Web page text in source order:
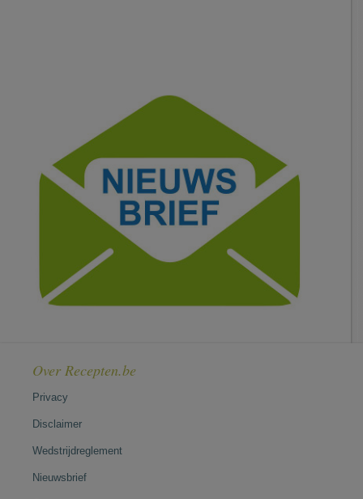
Over Recepten.be
Privacy
Disclaimer
Wedstrijdreglement
Nieuwsbrief